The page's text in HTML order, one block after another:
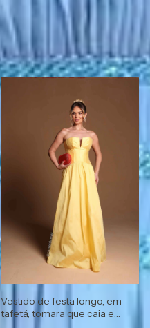
Vestido de festa longo, em
tafetá, tomara que caia e